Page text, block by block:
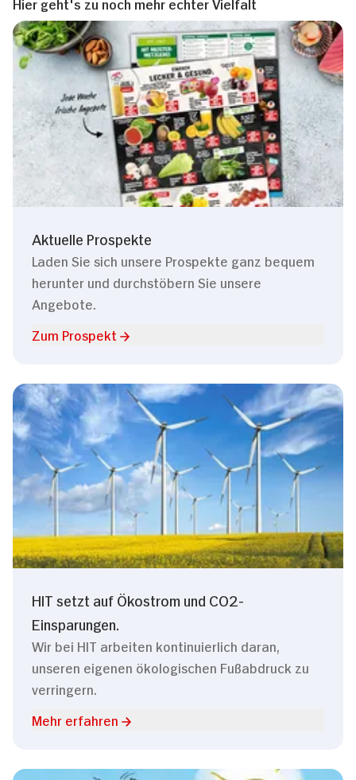
Aktuelle Prospekte
Laden Sie sich unsere Prospekte ganz bequem
herunter und durchstöbern Sie unsere
Angebote.
Zum Prospekt
HIT setzt auf Ökostrom und CO2-
Einsparungen.
Wir bei HIT arbeiten kontinuierlich daran,
unseren eigenen ökologischen Fußabdruck zu
verringern.
Mehr erfahren